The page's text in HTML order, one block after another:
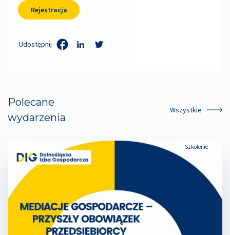
Rejestracja
Udostępnij
Polecane
wydarzenia
Wszystkie
Szkolenie